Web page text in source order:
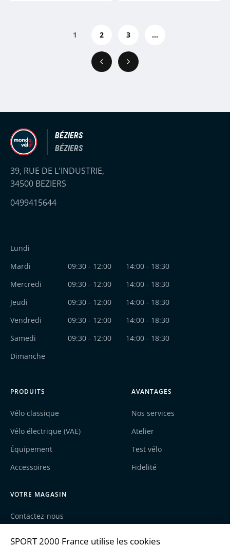
Précédent
1 2 3 ...
Suivant
BÉZIERS
BÉZIERS
39, RUE DE L'INDUSTRIE,
34500 BEZIERS
0499415644
Lundi
Mardi
09:30 - 12:00
14:00 - 18:30
Mercredi
09:30 - 12:00
14:00 - 18:30
Jeudi
09:30 - 12:00
14:00 - 18:30
Vendredi
09:30 - 12:00
14:00 - 18:30
Samedi
09:30 - 12:00
14:00 - 18:30
Dimanche
PRODUITS
Vélo classique
Vélo électrique (VAE)
Équipement
Accessoires
AVANTAGES
Nos services
Atelier
Test vélo
Fidelité
VOTRE MAGASIN
Contactez-nous